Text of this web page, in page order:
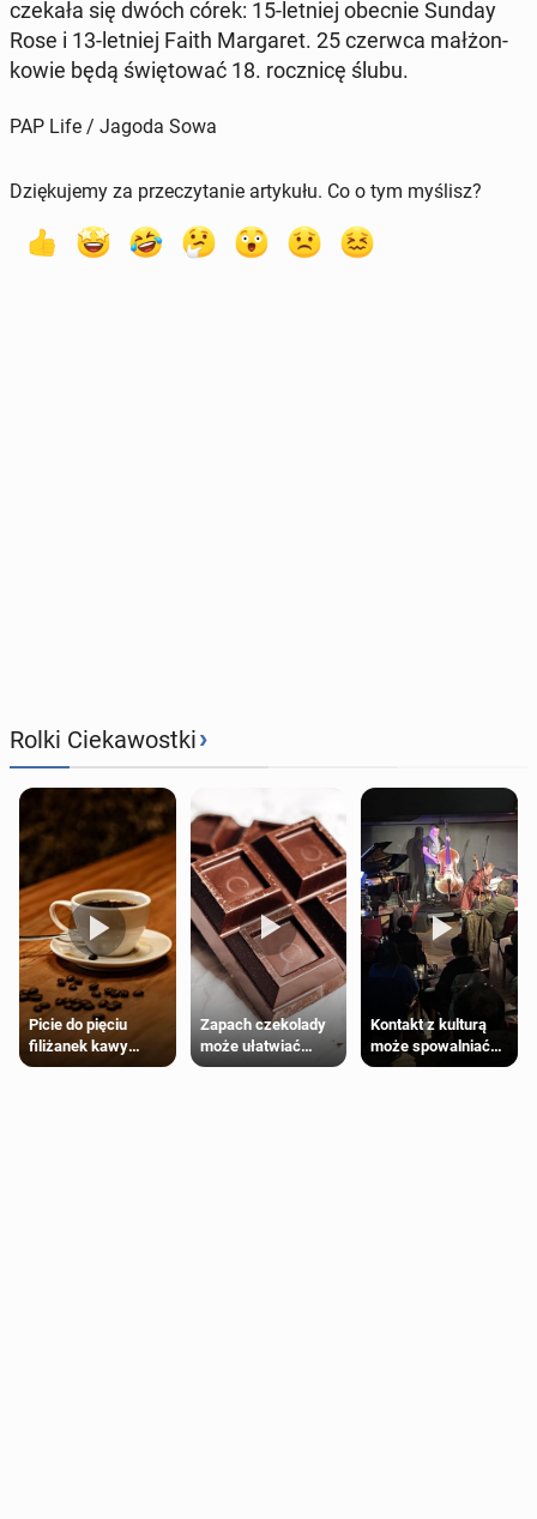
cze­ka­ła się dwóch córek: 15-letniej obecnie Sunday
Rose i 13-letniej Faith Mar­ga­ret. 25 czerwca mał­żon­
ko­wie będą świę­to­wać 18. rocz­ni­cę ślubu.
PAP Life / Jagoda Sowa
Dziękujemy za przeczytanie artykułu. Co o tym myślisz?
Rolki Ciekawostki›
Picie do pięciu
filiżanek kawy
dziennie jest
Zapach czekolady
może ułatwiać
trening siłowy
Kontakt z kulturą
może spowalniać
starzenie